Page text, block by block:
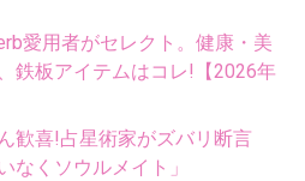
愛用者がセレクト。健康・美
鉄板アイテムはコレ!【2026年
歓喜!占星術家がズバリ断言
なくソウルメイト」